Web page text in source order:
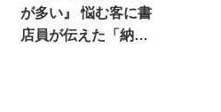
が多い』 悩む客に書
店員が伝えた「納得